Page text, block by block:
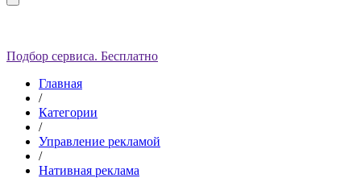
Подбор сервиса. Бесплатно
Главная
/
Категории
/
Управление рекламой
/
Нативная реклама